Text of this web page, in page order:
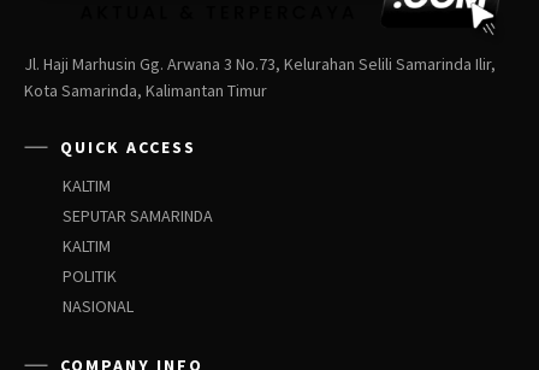
Jl. Haji Marhusin Gg. Arwana 3 No.73, Kelurahan Selili Samarinda Ilir,
Kota Samarinda, Kalimantan Timur
QUICK ACCESS
KALTIM
SEPUTAR SAMARINDA
KALTIM
POLITIK
NASIONAL
COMPANY INFO